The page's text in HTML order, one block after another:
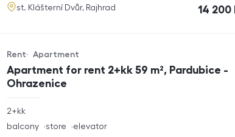
adresa
st. Klášterní Dvůr, Rajhrad cena
14 200
Apartment for rent 2+kk 59 m², Pardubice -
Ohrazenice
Offer type
Rent
Property type
Apartment
rozměry
2+kk
funkce
balcony store elevator